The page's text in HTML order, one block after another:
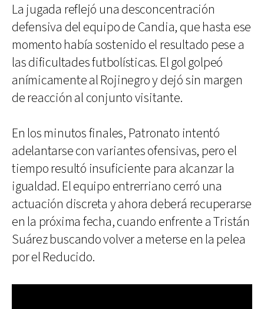
La jugada reflejó una desconcentración
defensiva del equipo de Candia, que hasta ese
momento había sostenido el resultado pese a
las dificultades futbolísticas. El gol golpeó
anímicamente al Rojinegro y dejó sin margen
de reacción al conjunto visitante.
En los minutos finales, Patronato intentó
adelantarse con variantes ofensivas, pero el
tiempo resultó insuficiente para alcanzar la
igualdad. El equipo entrerriano cerró una
actuación discreta y ahora deberá recuperarse
en la próxima fecha, cuando enfrente a Tristán
Suárez buscando volver a meterse en la pelea
por el Reducido.